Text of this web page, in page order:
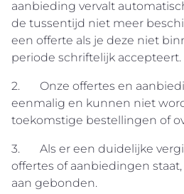
aanbieding vervalt
de tussentijd niet meer
een offerte als je deze niet
periode schriftelijk accepteert.
2. Onze offertes en
eenmalig en kunnen niet
toekomstige bestellingen of
3. Als er een duidelijke
offertes of aanbiedingen
aan gebonden.